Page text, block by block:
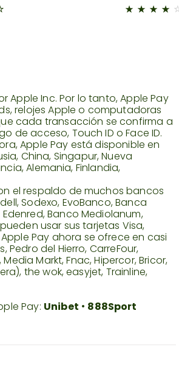
Inc. Por lo tanto, Apple Pay
relojes Apple o computadoras
cada transacción se confirma a
de acceso, Touch ID o Face ID.
Apple Pay está disponible en
China, Singapur, Nueva
Alemania, Finlandia,
el respaldo de muchos bancos
Sodexo, EvoBanco, Banca
Edenred, Banco Mediolanum,
usar sus tarjetas Visa,
Pay ahora se ofrece en casi
del Hierro, CarreFour,
Markt, Fnac, Hipercor, Bricor,
the wok, easyjet, Trainline,
Pay: Unibet • 888Sport